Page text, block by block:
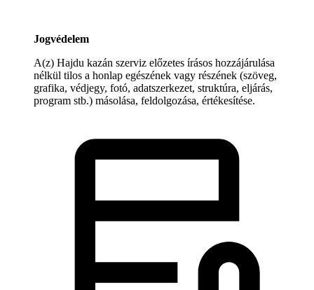
Jogvédelem
A(z) Hajdu kazán szerviz előzetes írásos hozzájárulása
nélkül tilos a honlap egészének vagy részének (szöveg,
grafika, védjegy, fotó, adatszerkezet, struktúra, eljárás,
program stb.) másolása, feldolgozása, értékesítése.